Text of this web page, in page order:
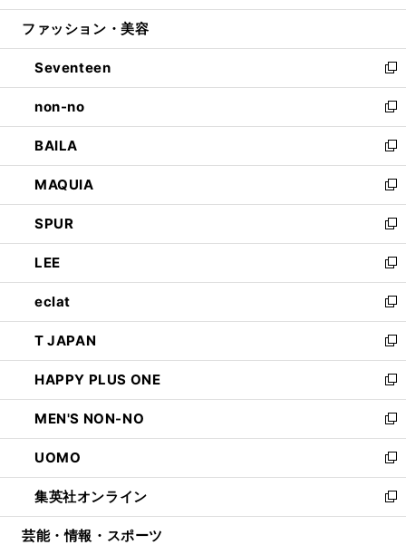
開
ウ
開
く
ン
ウ
で
開
く
ウ
ン
ド
ウ
で
開
く
ファッション・美容
Seventeen
新
し
い
ウ
ィ
ン
ド
ウ
で
開
く
non-no
新
し
い
ウ
ィ
ン
ド
ウ
で
開
く
BAILA
新
し
い
ウ
ィ
ン
ド
ウ
で
開
く
MAQUIA
新
し
い
ウ
ィ
ン
ド
ウ
で
開
く
SPUR
新
し
い
ウ
ィ
ン
ド
ウ
で
開
く
LEE
新
し
い
ウ
ィ
ン
ド
ウ
で
開
く
eclat
新
し
い
ウ
ィ
ン
ド
ウ
で
開
く
T JAPAN
新
し
い
ウ
ィ
ン
ド
ウ
で
開
HAPPY PLUS ONE
新
し
い
ウ
ィ
ン
ド
ウ
MEN'S NON-NO
新
し
い
ウ
ィ
ン
UOMO
新
し
い
ウ
集英社オンライン
新
し
芸能・情報・スポーツ